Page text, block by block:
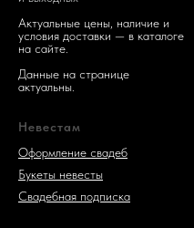
Актуальные цены, наличие и
условия доставки — в каталоге
на сайте.
Данные на странице
актуальны.
Невестам
Оформление свадеб
Букеты невесты
Свадебная подписка